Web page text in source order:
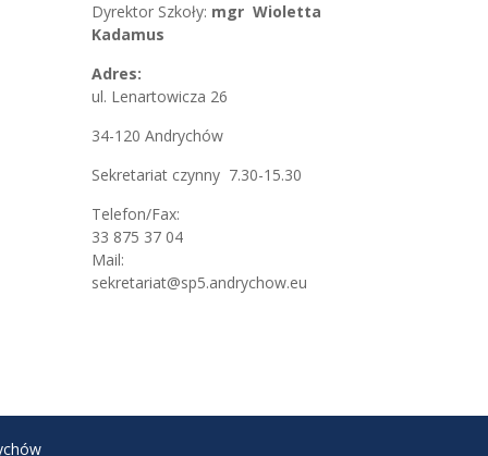
Dyrektor Szkoły: mgr Wioletta
Kadamus
Adres:
ul. Lenartowicza 26
34-120 Andrychów
Sekretariat czynny 7.30-15.30
Telefon/Fax:
33 875 37 04
Mail:
sekretariat@sp5.andrychow.eu